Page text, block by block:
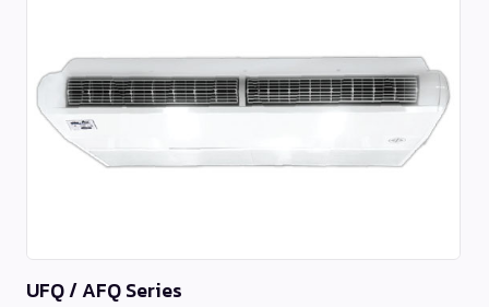
UFQ / AFQ Series